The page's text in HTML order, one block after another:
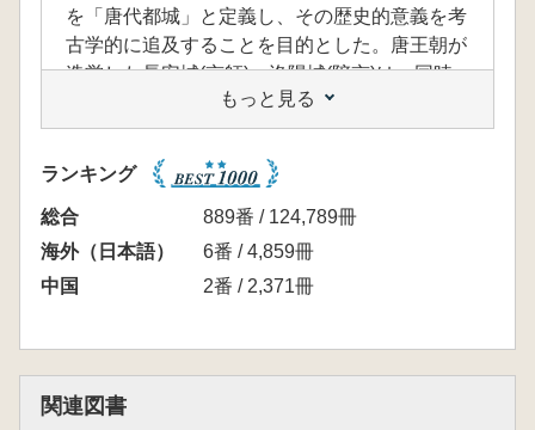
を「唐代都城」と定義し、その歴史的意義を考
古学的に追及することを目的とした。唐王朝が
造営した長安城(京師)・洛陽城(陪京)は、同時
代の東アジア諸国に大きな影響を与えたが、そ
の歴史性を考究するには、広い視野で唐代都城
を相対化する作業が不可欠である。そのため、
唐長安城・洛陽城を中国都城の通時的発展史の
中に位置付ける(第1章)とともに、同時代の地
方都市との比較(第2章)、東アジア周辺国の都
城との比較(第3・4章)を試みた。
にかけて国際的に高い影響力を保持していた
もっと見る
ランキング
総合
889番 / 124,789冊
海外（日本語）
6番 / 4,859冊
中国
2番 / 2,371冊
関連図書